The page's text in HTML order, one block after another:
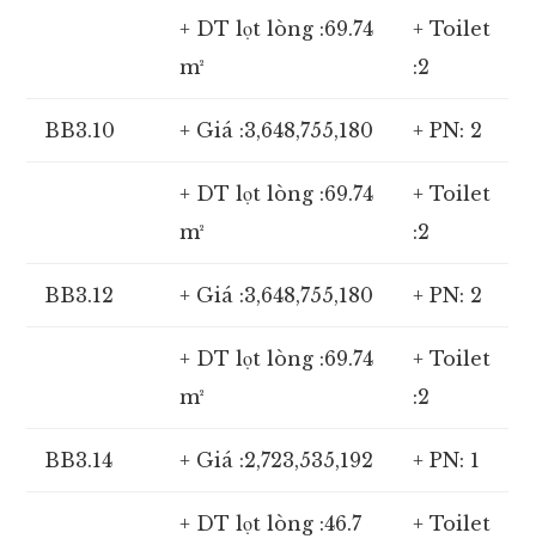
+ DT lọt lòng :69.74
m²
+ Toilet
:2
BB3.10 + Giá :3,648,755,180 + PN: 2
+ DT lọt lòng :69.74
m²
+ Toilet
:2
BB3.12 + Giá :3,648,755,180 + PN: 2
+ DT lọt lòng :69.74
m²
+ Toilet
:2
BB3.14 + Giá :2,723,535,192 + PN: 1
+ DT lọt lòng :46.7
+ Toilet